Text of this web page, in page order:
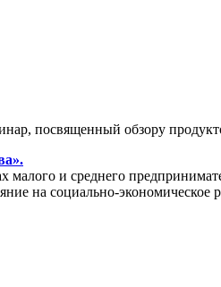
посвященный обзору
и среднего
на социально-экономическое